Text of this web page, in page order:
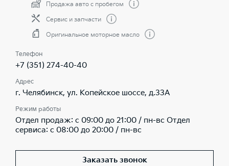
Продажа авто с пробегом
Сервис и запчасти
Оригинальное моторное масло
Телефон
+7 (351) 274-40-40
Адрес
г. Челябинск, ул. Копейское шоссе, д.33А
Режим работы
Отдел продаж: c 09:00 до 21:00 / пн-вс Отдел
сервиса: с 08:00 до 20:00 / пн-вс
Заказать звонок